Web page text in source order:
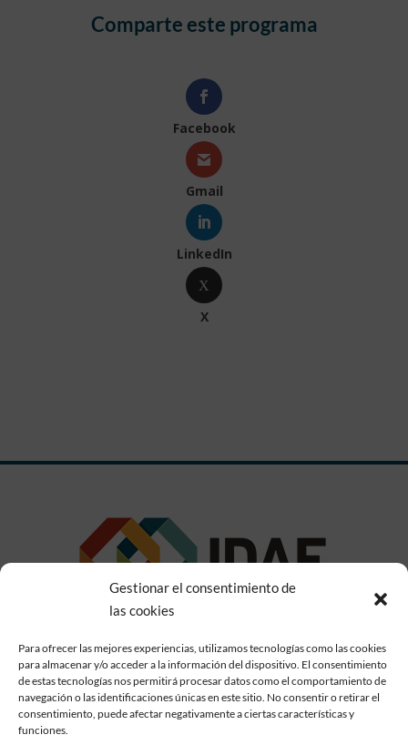
Gestionar el consentimiento de
las cookies
Para ofrecer las mejores experiencias, utilizamos tecnologías como las cookies
para almacenar y/o acceder a la información del dispositivo. El consentimiento
de estas tecnologías nos permitirá procesar datos como el comportamiento de
navegación o las identificaciones únicas en este sitio. No consentir o retirar el
consentimiento, puede afectar negativamente a ciertas características y
funciones.
Comparte este programa
Facebook
Gmail
LinkedIn
X
Conócenos|Contacto